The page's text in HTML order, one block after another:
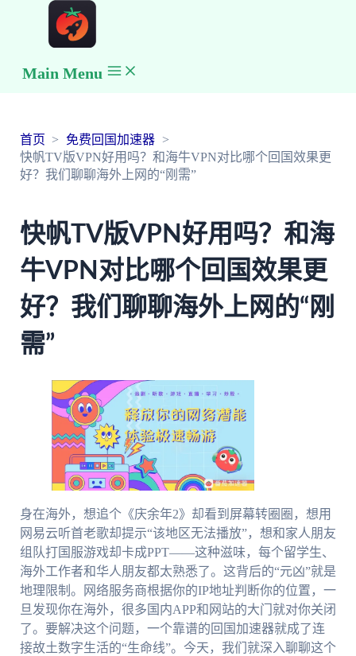
Main Menu
首页
免费回国加速器
快帆TV版VPN好用吗？和海牛VPN对比哪个回国效果更
好？我们聊聊海外上网的“刚需”
快帆TV版VPN好用吗？和海
牛VPN对比哪个回国效果更
好？我们聊聊海外上网的“刚
需”
身在海外，想追个《庆余年2》却看到屏幕转圈圈，想用
网易云听首老歌却提示“该地区无法播放”，想和家人朋友
组队打国服游戏却卡成PPT——这种滋味，每个留学生、
海外工作者和华人朋友都太熟悉了。这背后的“元凶”就是
地理限制。网络服务商根据你的IP地址判断你的位置，一
旦发现你在海外，很多国内APP和网站的大门就对你关闭
了。要解决这个问题，一个靠谱的回国加速器就成了连
接故土数字生活的“生命线”。今天，我们就深入聊聊这个